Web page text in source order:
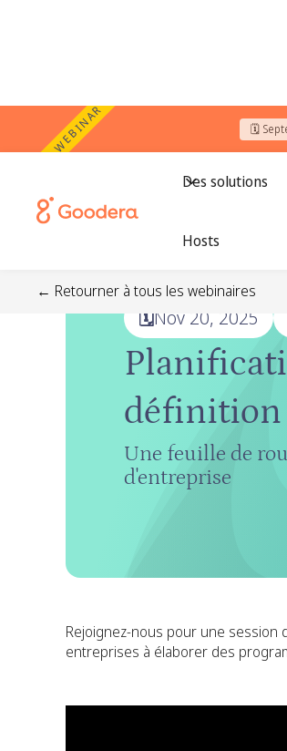
WEBINAR 🗓️
Des solutions
Hosts
← Retourner à tous les webinaires
Webinar
🗓️Nov 20, 2025
définition
Une feuille de
d'entreprise
Rejoignez-nous pour une session
entreprises à élaborer des